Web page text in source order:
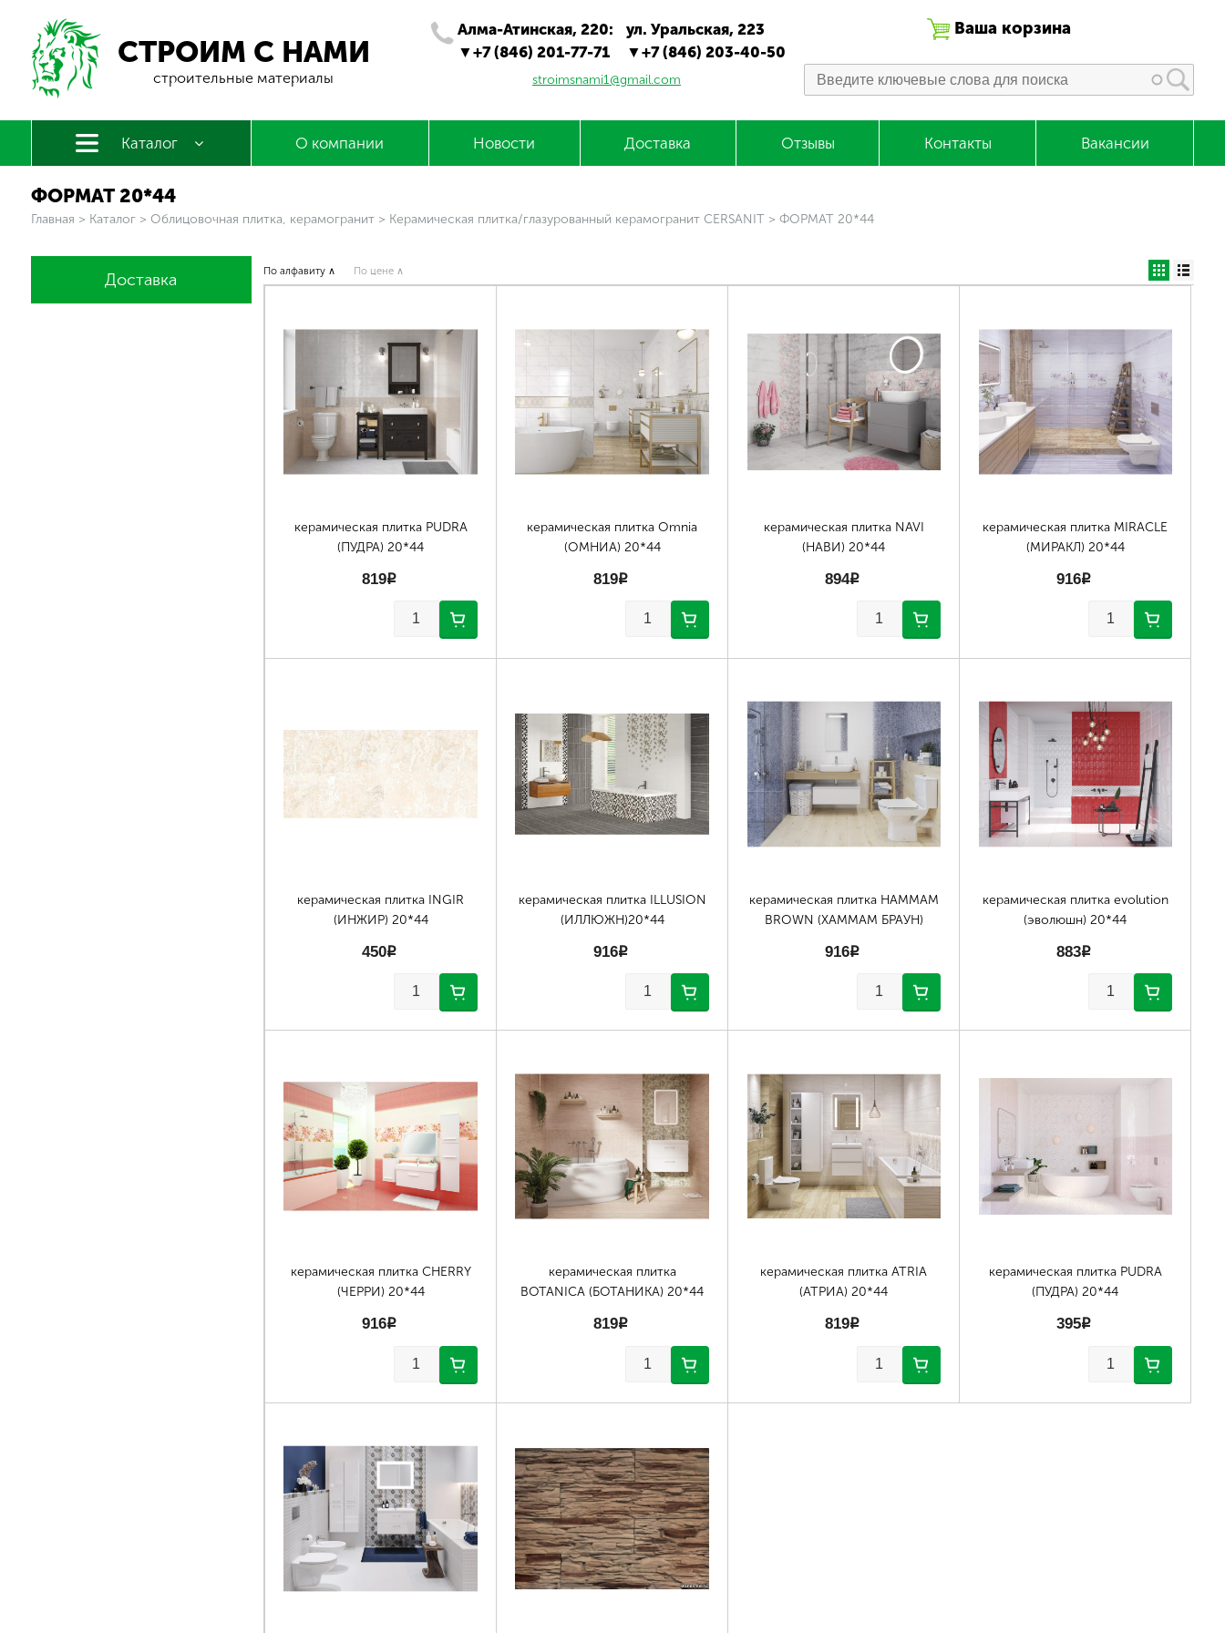
СТРОИМ С НАМИ
строительные материалы
Алма-Атинская, 220:
+7 (846) 201-77-71
ул. Уральская, 223
+7 (846) 203-40-50
Ваша корзина
stroimsnami1@gmail.com
Каталог О компании Новости Доставка Отзывы Контакты Вакансии
ФОРМАТ 20*44
Вы здесь
Главная > Каталог > Облицовочная плитка, керамогранит > Керамическая плитка/глазурованный керамогранит CERSANIT > ФОРМАТ 20*44
Доставка По алфавиту ∧ По цене ∧
керамическая плитка PUDRA
(ПУДРА) 20*44
819p
керамическая плитка Omnia
(ОМНИА) 20*44
819p
керамическая плитка NAVI
(НАВИ) 20*44
894p
керамическая плитка MIRACLE
(МИРАКЛ) 20*44
916p
керамическая плитка INGIR
(ИНЖИР) 20*44
450p
керамическая плитка ILLUSION
(ИЛЛЮЖН)20*44
916p
керамическая плитка HAMMAM
BROWN (ХАММАМ БРАУН)
916p
керамическая плитка evolution
(эволюшн) 20*44
883p
керамическая плитка CHERRY
(ЧЕРРИ) 20*44
916p
керамическая плитка
BOTANICA (БОТАНИКА) 20*44
819p
керамическая плитка ATRIA
(АТРИА) 20*44
819p
керамическая плитка PUDRA
(ПУДРА) 20*44
395p